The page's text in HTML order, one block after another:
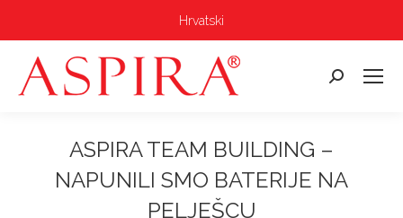
Hrvatski
Pretraga:
ASPIRA TEAM BUILDING –
NAPUNILI SMO BATERIJE NA
PELJEŠCU